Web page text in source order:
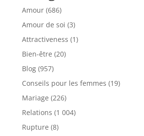
Amour(686)
Amour de soi (3)
Attractiveness (1)
Bien-être (20)
Blog(957)
Conseils pour les femmes (19)
Mariage (226)
Relations (1 004)
Rupture (8)